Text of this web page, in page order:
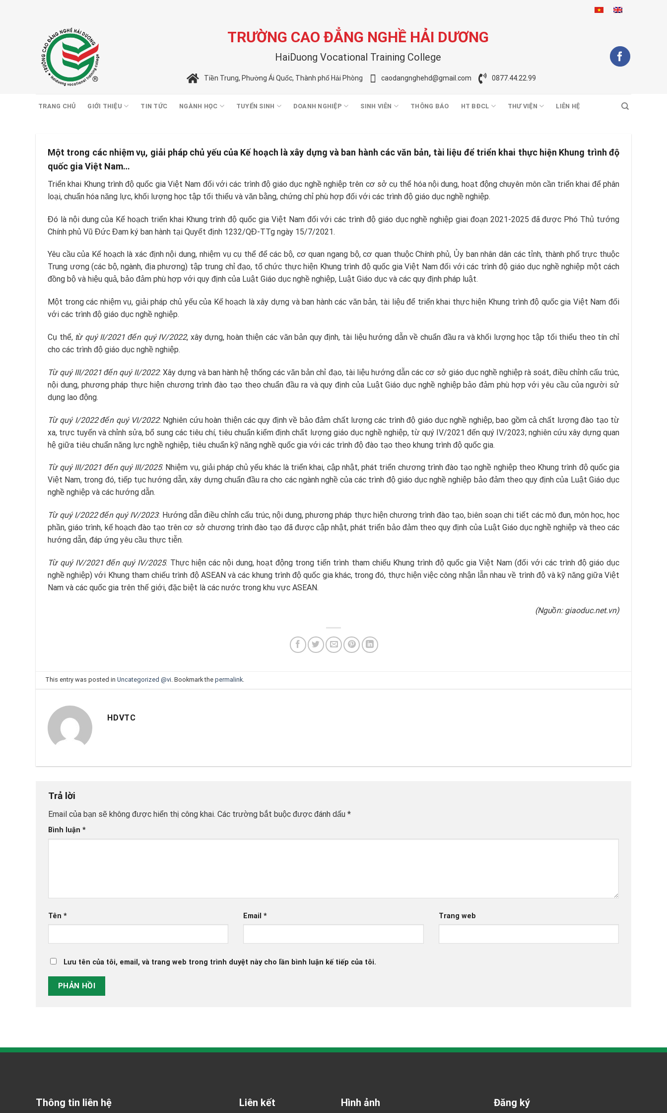
TRƯỜNG CAO ĐẲNG NGHỀ HẢI DƯƠNG
HaiDuong Vocational Training College
Tiền Trung, Phường Ái Quốc, Thành phố Hải Phòng caodangnghehd@gmail.com 0877.44.22.99
TRANG CHỦ GIỚI THIỆU TIN TỨC NGÀNH HỌC TUYỂN SINH DOANH NGHIỆP SINH VIÊN THÔNG BÁO HT BĐCL THƯ VIỆN LIÊN HỆ
Một trong các nhiệm vụ, giải pháp chủ yếu của Kế hoạch là xây dựng và ban hành các văn bản, tài liệu để triển khai thực hiện Khung trình độ
quốc gia Việt Nam…
Triển khai Khung trình độ quốc gia Việt Nam đối với các trình độ giáo dục nghề nghiệp trên cơ sở cụ thể hóa nội dung, hoạt động chuyên môn cần triển khai để phân
loại, chuẩn hóa năng lực, khối lượng học tập tối thiểu và văn bằng, chứng chỉ phù hợp đối với các trình độ giáo dục nghề nghiệp.
Đó là nội dung của Kế hoạch triển khai Khung trình độ quốc gia Việt Nam đối với các trình độ giáo dục nghề nghiệp giai đoạn 2021-2025 đã được Phó Thủ tướng
Chính phủ Vũ Đức Đam ký ban hành tại Quyết định 1232/QĐ-TTg ngày 15/7/2021.
Yêu cầu của Kế hoạch là xác định nội dung, nhiệm vụ cụ thể để các bộ, cơ quan ngang bộ, cơ quan thuộc Chính phủ, Ủy ban nhân dân các tỉnh, thành phố trực thuộc
Trung ương (các bộ, ngành, địa phương) tập trung chỉ đạo, tổ chức thực hiện Khung trình độ quốc gia Việt Nam đối với các trình độ giáo dục nghề nghiệp một cách
đồng bộ và hiệu quả, bảo đảm phù hợp với quy định của Luật Giáo dục nghề nghiệp, Luật Giáo dục và các quy định pháp luật.
Một trong các nhiệm vụ, giải pháp chủ yếu của Kế hoạch là xây dựng và ban hành các văn bản, tài liệu để triển khai thực hiện Khung trình độ quốc gia Việt Nam đối
với các trình độ giáo dục nghề nghiệp.
Cụ thể, từ quý II/2021 đến quý IV/2022, xây dựng, hoàn thiện các văn bản quy định, tài liệu hướng dẫn về chuẩn đầu ra và khối lượng học tập tối thiểu theo tín chỉ
cho các trình độ giáo dục nghề nghiệp.
Từ quý III/2021 đến quý II/2022: Xây dựng và ban hành hệ thống các văn bản chỉ đạo, tài liệu hướng dẫn các cơ sở giáo dục nghề nghiệp rà soát, điều chỉnh cấu trúc,
nội dung, phương pháp thực hiện chương trình đào tạo theo chuẩn đầu ra và quy định của Luật Giáo dục nghề nghiệp bảo đảm phù hợp với yêu cầu của người sử
dụng lao động.
Từ quý I/2022 đến quý VI/2022: Nghiên cứu hoàn thiện các quy định về bảo đảm chất lượng các trình độ giáo dục nghề nghiệp, bao gồm cả chất lượng đào tạo từ
xa, trực tuyến và chỉnh sửa, bổ sung các tiêu chí, tiêu chuẩn kiểm định chất lượng giáo dục nghề nghiệp, từ quý IV/2021 đến quý IV/2023; nghiên cứu xây dựng quan
hệ giữa tiêu chuẩn năng lực nghề nghiệp, tiêu chuẩn kỹ năng nghề quốc gia với các trình độ đào tạo theo khung trình độ quốc gia.
Từ quý III/2021 đến quý III/2025: Nhiệm vụ, giải pháp chủ yếu khác là triển khai, cập nhật, phát triển chương trình đào tạo nghề nghiệp theo Khung trình độ quốc gia
Việt Nam, trong đó, tiếp tục hướng dẫn, xây dựng chuẩn đầu ra cho các ngành nghề của các trình độ giáo dục nghề nghiệp bảo đảm theo quy định của Luật Giáo dục
nghề nghiệp và các hướng dẫn.
Từ quý I/2022 đến quý IV/2023: Hướng dẫn điều chỉnh cấu trúc, nội dung, phương pháp thực hiện chương trình đào tạo, biên soạn chi tiết các mô đun, môn học, học
phần, giáo trình, kế hoạch đào tạo trên cơ sở chương trình đào tạo đã được cập nhật, phát triển bảo đảm theo quy định của Luật Giáo dục nghề nghiệp và theo các
hướng dẫn, đáp ứng yêu cầu thực tiễn.
Từ quý IV/2021 đến quý IV/2025: Thực hiện các nội dung, hoạt động trong tiến trình tham chiếu Khung trình độ quốc gia Việt Nam (đối với các trình độ giáo dục
nghề nghiệp) với Khung tham chiếu trình độ ASEAN và các khung trình độ quốc gia khác, trong đó, thực hiện việc công nhận lẫn nhau về trình độ và kỹ năng giữa Việt
Nam và các quốc gia trên thế giới, đặc biệt là các nước trong khu vực ASEAN.
(Nguồn: giaoduc.net.vn)
This entry was posted inUncategorized @vi. Bookmark thepermalink.
HDVTC
Trả lời
Email của bạn sẽ không được hiển thị công khai. Các trường bắt buộc được đánh dấu *
Bình luận *
Tên * Email* Trang web
Lưu tên của tôi, email, và trang web trong trình duyệt này cho lần bình luận kế tiếp của tôi.
Thông tin liên hệ Liên kết Hình ảnh Đăng ký